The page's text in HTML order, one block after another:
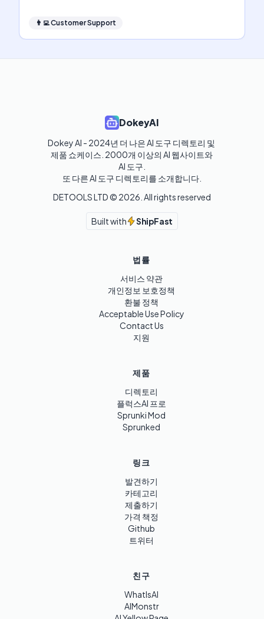
👨‍💻Customer Support
DokeyAI
Dokey AI - 2024년 더 나은 AI 도구 디렉토리 및
제품 쇼케이스. 2000개 이상의 AI 웹사이트와
AI 도구.
또 다른 AI 도구 디렉토리를 소개합니다.
DETOOLS LTD © 2026 . All rights reserved
Built with ShipFast
법률
서비스 약관
개인정보 보호정책
환불 정책
Acceptable Use Policy
Contact Us
지원
제품
디렉토리
플럭스AI 프로
Sprunki Mod
Sprunked
링크
발견하기
카테고리
제출하기
가격 책정
Github
트위터
친구
WhatIsAI
AIMonstr